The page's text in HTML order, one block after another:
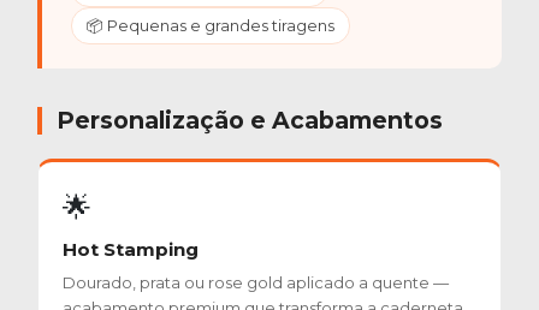
📦 Pequenas e grandes tiragens
Personalização e Acabamentos
🌟
Hot Stamping
Dourado, prata ou rose gold aplicado a quente —